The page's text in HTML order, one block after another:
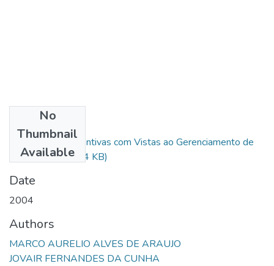
No
Thumbnail
Available
10 - Ações Preventivas com Vistas ao Gerenciamento de
Crises.pdf(386.64 KB)
Date
2004
Authors
MARCO AURELIO ALVES DE ARAUJO
JOVAIR FERNANDES DA CUNHA